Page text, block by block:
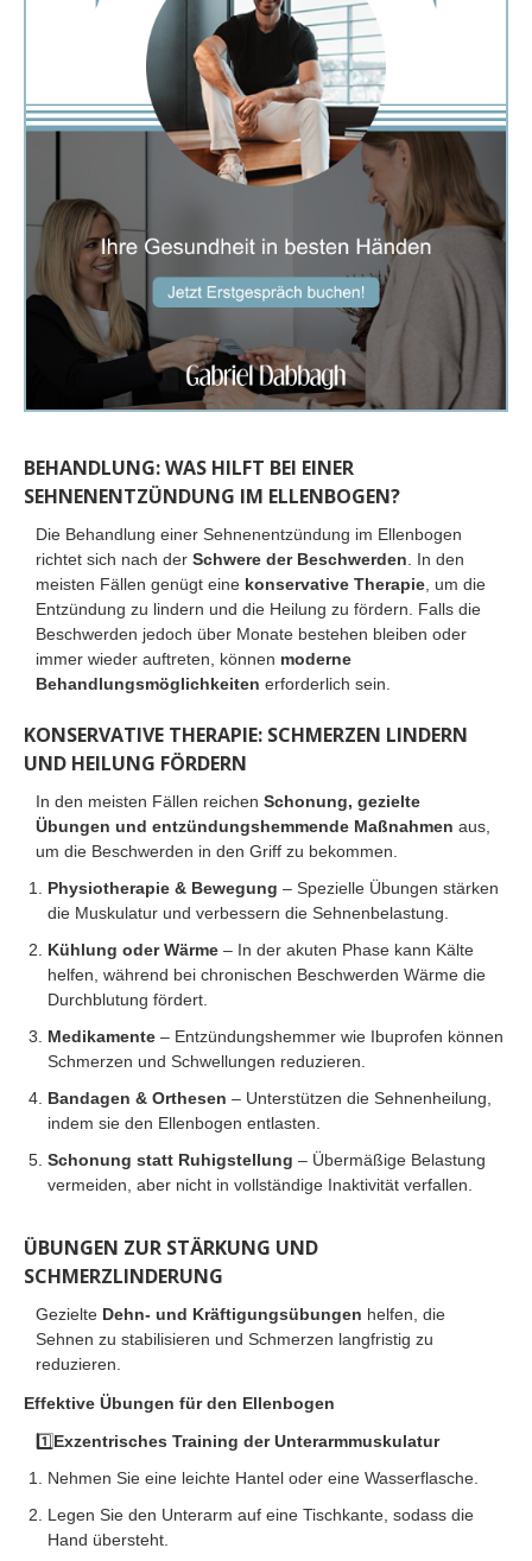
BEHANDLUNG: WAS HILFT BEI EINER
SEHNENENTZÜNDUNG IM ELLENBOGEN?
Die Behandlung einer Sehnenentzündung im Ellenbogen
richtet sich nach der Schwere der Beschwerden . In den
meisten Fällen genügt eine konservative Therapie , um die
Entzündung zu lindern und die Heilung zu fördern. Falls die
Beschwerden jedoch über Monate bestehen bleiben oder
immer wieder auftreten, können moderne
Behandlungsmöglichkeiten erforderlich sein.
KONSERVATIVE THERAPIE: SCHMERZEN LINDERN
UND HEILUNG FÖRDERN
In den meisten Fällen reichen Schonung, gezielte
Übungen und entzündungshemmende Maßnahmen aus,
um die Beschwerden in den Griff zu bekommen.
Physiotherapie & Bewegung – Spezielle Übungen stärken
die Muskulatur und verbessern die Sehnenbelastung.
Kühlung oder Wärme – In der akuten Phase kann Kälte
helfen, während bei chronischen Beschwerden Wärme die
Durchblutung fördert.
Medikamente – Entzündungshemmer wie Ibuprofen können
Schmerzen und Schwellungen reduzieren.
Bandagen & Orthesen – Unterstützen die Sehnenheilung,
indem sie den Ellenbogen entlasten.
Schonung statt Ruhigstellung – Übermäßige Belastung
vermeiden, aber nicht in vollständige Inaktivität verfallen.
ÜBUNGEN ZUR STÄRKUNG UND
SCHMERZLINDERUNG
Gezielte Dehn- und Kräftigungsübungen helfen, die
Sehnen zu stabilisieren und Schmerzen langfristig zu
reduzieren.
Effektive Übungen für den Ellenbogen
1️⃣Exzentrisches Training der Unterarmmuskulatur
Nehmen Sie eine leichte Hantel oder eine Wasserflasche.
Legen Sie den Unterarm auf eine Tischkante, sodass die
Hand übersteht.